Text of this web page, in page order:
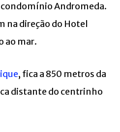
condomínio Andromeda.
na direção do Hotel
ao mar.
, fica a 850 metros da
distante do centrinho